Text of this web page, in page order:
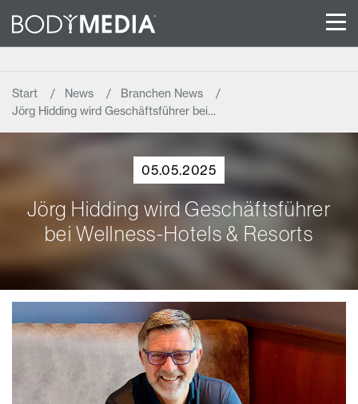
Start News
Branchen News
Jörg Hidding wird Geschäftsführer bei…
05.05.2025
Jörg Hidding wird Geschäftsführer
bei Wellness-Hotels & Resorts